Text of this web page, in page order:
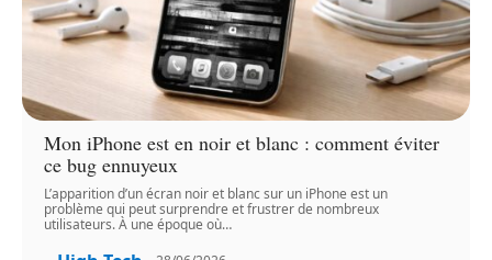
Mon iPhone est en noir et blanc : comment éviter
ce bug ennuyeux
L’apparition d’un écran noir et blanc sur un iPhone est un
problème qui peut surprendre et frustrer de nombreux
utilisateurs. À une époque où…